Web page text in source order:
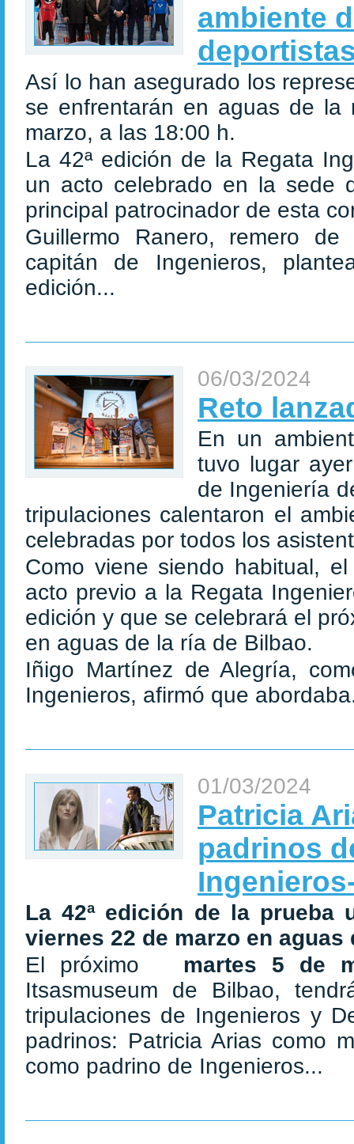
ambiente
Así lo han asegurado los
se enfrentarán en aguas de
marzo, a las 18:00 h.
La 42ª edición de la Regata
un acto celebrado en la sede
principal patrocinador de esta
Guillermo Ranero, remero
capitán de Ingenieros,
edición...
06/03/2024
Reto
En un
tuvo lugar
de Ingeniería
tripulaciones calentaron el
celebradas por todos los
Como viene siendo habitual,
acto previo a la Regata
edición y que se celebrará el
en aguas de la ría de Bilbao.
Iñigo Martínez de Alegría,
Ingenieros, afirmó que
01/03/2024
Patricia
padrinos
La 42ª edición de la prueba
viernes 22 de marzo en
El próximo martes 5 de
Itsasmuseum de Bilbao,
tripulaciones de Ingenieros y
padrinos: Patricia Arias como
como padrino de Ingenieros...